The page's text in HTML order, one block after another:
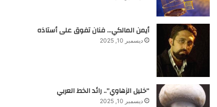
أيمن المالكي… فنان تفوق على أستاذه
ديسمبر 10, 2025
“خليل الزهاوي”.. رائد الخط العربي
ديسمبر 10, 2025